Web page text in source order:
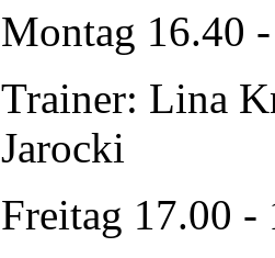
Montag 16.40
Trainer: Lina
Jarocki
Freitag 17.00 -